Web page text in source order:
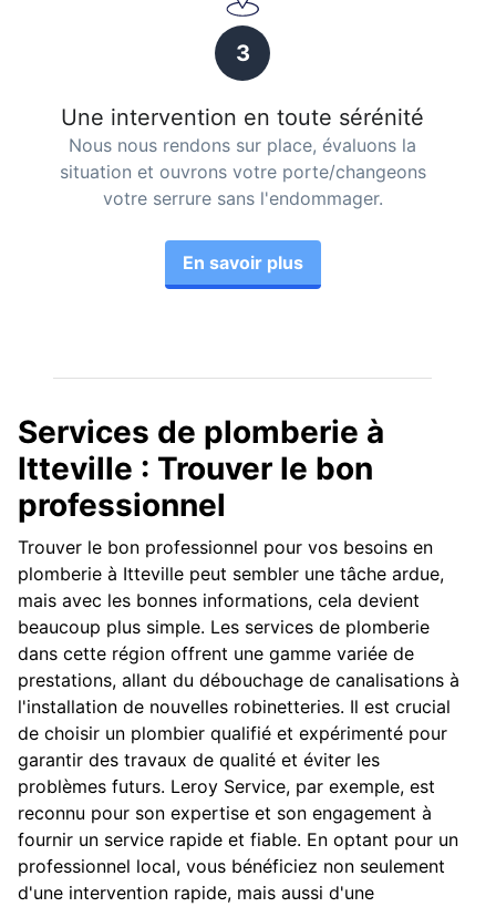
3
Une intervention en toute sérénité
Nous nous rendons sur place, évaluons la
situation et ouvrons votre porte/changeons
votre serrure sans l'endommager.
En savoir plus
Services de plomberie à
Itteville : Trouver le bon
professionnel
Trouver le bon professionnel pour vos besoins en
plomberie à Itteville peut sembler une tâche ardue,
mais avec les bonnes informations, cela devient
beaucoup plus simple. Les services de plomberie
dans cette région offrent une gamme variée de
prestations, allant du débouchage de canalisations à
l'installation de nouvelles robinetteries. Il est crucial
de choisir un plombier qualifié et expérimenté pour
garantir des travaux de qualité et éviter les
problèmes futurs. Leroy Service, par exemple, est
reconnu pour son expertise et son engagement à
fournir un service rapide et fiable. En optant pour un
professionnel local, vous bénéficiez non seulement
d'une intervention rapide, mais aussi d'une